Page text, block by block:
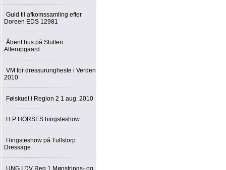
Guld til afkomssamling efter
Doreen EDS 12981
Åbent hus på Stutteri
Atterupgaard
VM for dressurungheste i Verden
2010
Følskuet i Region 2 1 aug. 2010
H P HORSES hingsteshow
Hingsteshow på Tullstorp
Dressage
UNG I DV Reg 1 Mønstrings- og